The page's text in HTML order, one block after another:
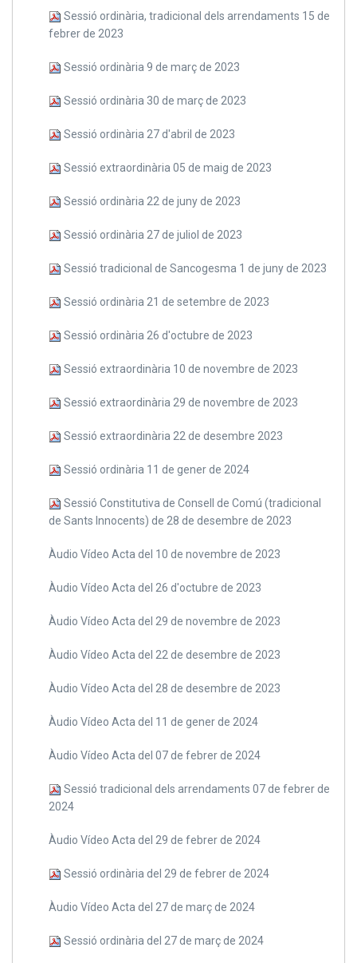
Sessió ordinària, tradicional dels arrendaments 15 de
febrer de 2023
Sessió ordinària 9 de març de 2023
Sessió ordinària 30 de març de 2023
Sessió ordinària 27 d'abril de 2023
Sessió extraordinària 05 de maig de 2023
Sessió ordinària 22 de juny de 2023
Sessió ordinària 27 de juliol de 2023
Sessió tradicional de Sancogesma 1 de juny de 2023
Sessió ordinària 21 de setembre de 2023
Sessió ordinària 26 d'octubre de 2023
Sessió extraordinària 10 de novembre de 2023
Sessió extraordinària 29 de novembre de 2023
Sessió extraordinària 22 de desembre 2023
Sessió ordinària 11 de gener de 2024
Sessió Constitutiva de Consell de Comú (tradicional
de Sants Innocents) de 28 de desembre de 2023
Àudio Vídeo Acta del 10 de novembre de 2023
Àudio Vídeo Acta del 26 d'octubre de 2023
Àudio Vídeo Acta del 29 de novembre de 2023
Àudio Vídeo Acta del 22 de desembre de 2023
Àudio Vídeo Acta del 28 de desembre de 2023
Àudio Vídeo Acta del 11 de gener de 2024
Àudio Vídeo Acta del 07 de febrer de 2024
Sessió tradicional dels arrendaments 07 de febrer de
2024
Àudio Vídeo Acta del 29 de febrer de 2024
Sessió ordinària del 29 de febrer de 2024
Àudio Vídeo Acta del 27 de març de 2024
Sessió ordinària del 27 de març de 2024